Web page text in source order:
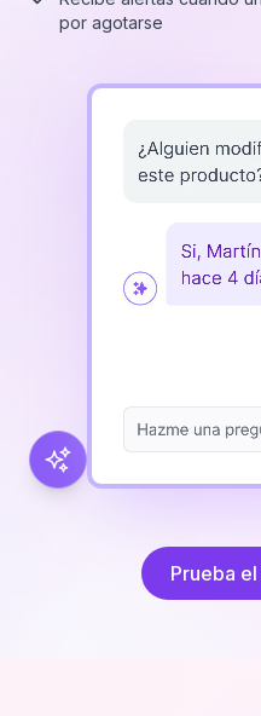
por agotarse
Prueba